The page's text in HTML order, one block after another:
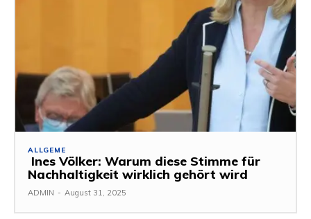
ALLGEME
Ines Völker: Warum diese Stimme für
Nachhaltigkeit wirklich gehört wird
ADMIN - August 31, 2025